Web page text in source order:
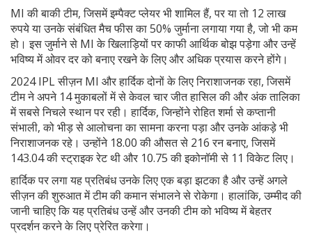
MI की बाकी टीम, जिसमें इम्पैक्ट प्लेयर भी शामिल हैं, पर या तो 12 लाख
रुपये या उनके संबंधित मैच फीस का 50% जुर्माना लगाया गया है, जो भी कम
हो। इस जुर्माने से MI के खिलाड़ियों पर काफी आर्थिक बोझ पड़ेगा और उन्हें
भविष्य में ओवर दर को बनाए रखने के लिए और अधिक प्रयास करने होंगे।
2024 IPL सीज़न MI और हार्दिक दोनों के लिए निराशाजनक रहा, जिसमें
टीम ने अपने 14 मुकाबलों में से केवल चार जीत हासिल की और अंक तालिका
में सबसे निचले स्थान पर रही। हार्दिक, जिन्होंने रोहित शर्मा से कप्तानी
संभाली, को भीड़ से आलोचना का सामना करना पड़ा और उनके आंकड़े भी
निराशाजनक रहे। उन्होंने 18.00 की औसत से 216 रन बनाए, जिसमें
143.04 की स्ट्राइक रेट थी और 10.75 की इकोनॉमी से 11 विकेट लिए।
हार्दिक पर लगा यह प्रतिबंध उनके लिए एक बड़ा झटका है और उन्हें अगले
सीज़न की शुरुआत में टीम की कमान संभालने से रोकेगा। हालांकि, उम्मीद की
जानी चाहिए कि यह प्रतिबंध उन्हें और उनकी टीम को भविष्य में बेहतर
प्रदर्शन करने के लिए प्रेरित करेगा।